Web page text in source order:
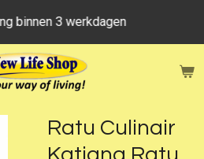
binnen 3 werkdagen
Ratu Culinair